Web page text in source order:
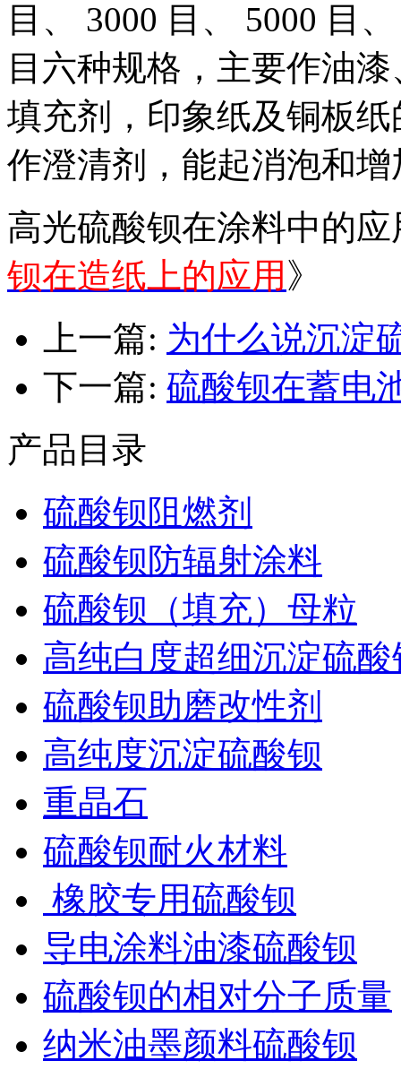
目、 3000 目、 5000 目
目六种规格，主要作油
填充剂，印象纸及铜板
作澄清剂，能起消泡和
高光硫酸钡在涂料中的
钡在造纸上的应用 》
上一篇: 为什么说沉淀
下一篇: 硫酸钡在蓄电
产品目录
硫酸钡阻燃剂
硫酸钡防辐射涂料
硫酸钡（填充）母粒
高纯白度超细沉淀硫酸
硫酸钡助磨改性剂
高纯度沉淀硫酸钡
重晶石
硫酸钡耐火材料
橡胶专用硫酸钡
导电涂料油漆硫酸钡
硫酸钡的相对分子质量
纳米油墨颜料硫酸钡